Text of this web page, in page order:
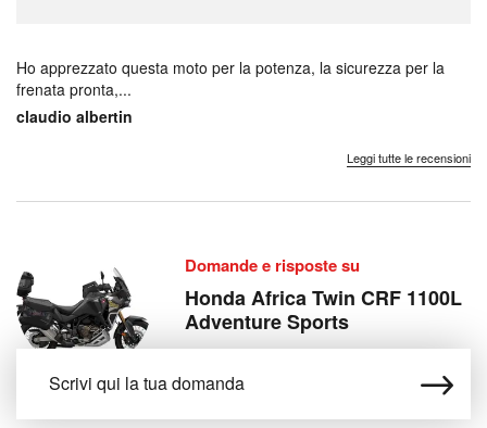
Ho apprezzato questa moto per la potenza, la sicurezza per la
frenata pronta,...
claudio albertin
Leggi tutte le recensioni
Domande e risposte su
Honda Africa Twin CRF 1100L
Adventure Sports